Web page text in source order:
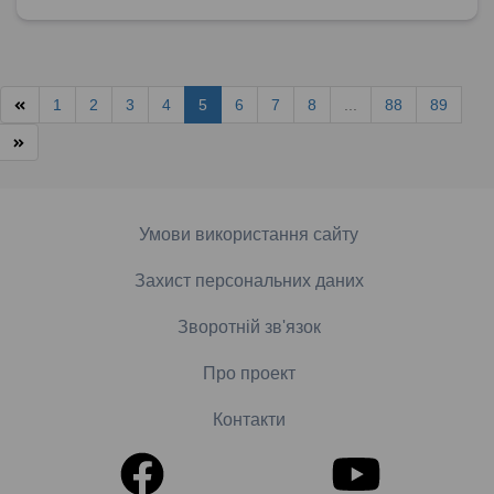
1 2 3 4 5 6 7 8 88 89
Умови використання сайту
Захист персональних даних
Зворотній зв'язок
Про проект
Контакти